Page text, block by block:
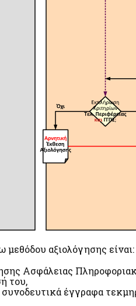
μεθόδου αξιολόγησης είναι:
Ασφάλειας
του,
συνοδευτικά έγγραφα